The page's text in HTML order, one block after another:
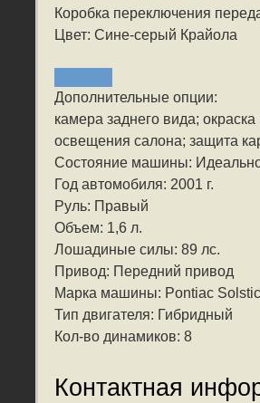
Коробка переключения
Цвет: Сине-серый Крайола
Дополнительные опции:
камера заднего вида; окраска
освещения салона; защита
Состояние машины:
Год автомобиля: 2001 г.
Руль: Правый
Объем: 1,6 л.
Лошадиные силы: 89 лс.
Привод: Передний привод
Марка машины: Pontiac
Тип двигателя: Гибридный
Кол-во динамиков: 8
Контактная